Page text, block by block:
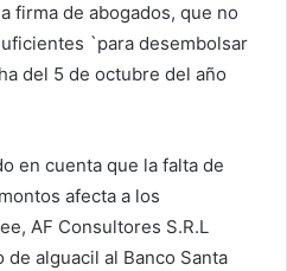
firma de abogados, que no
`para desembolsar
del 5 de octubre del año
en cuenta que la falta de
afecta a los
AF Consultores S.R.L
alguacil al Banco Santa